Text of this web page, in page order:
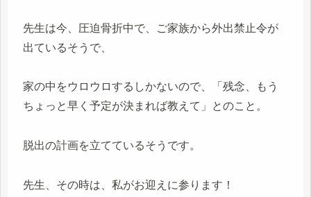
先生は今、圧迫骨折中で、ご家族から外出禁止令が
出ているそうで、
家の中をウロウロするしかないので、「残念、もう
ちょっと早く予定が決まれば教えて」とのこと。
脱出の計画を立てているそうです。
先生、その時は、私がお迎えに参ります！